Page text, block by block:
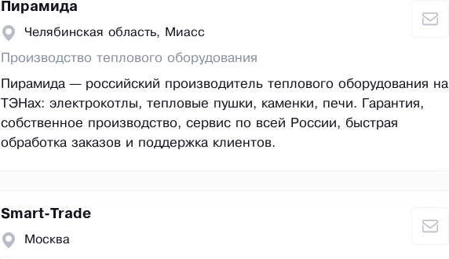
Пирамида
Челябинская область, Миасс
Производство теплового оборудования
Пирамида — российский производитель теплового оборудования на
ТЭНах: электрокотлы, тепловые пушки, каменки, печи. Гарантия,
собственное производство, сервис по всей России, быстрая
обработка заказов и поддержка клиентов.
Smart-Trade
Москва